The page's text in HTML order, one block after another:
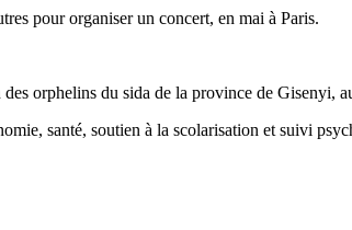
pour organiser un concert, en mai à Paris.
orphelins du sida de la province de Gisenyi,
santé, soutien à la scolarisation et suivi